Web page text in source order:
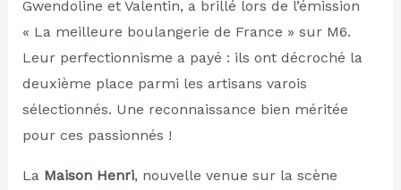
Gwendoline et Valentin, a brillé lors de l’émission
« La meilleure boulangerie de France » sur M6.
Leur perfectionnisme a payé : ils ont décroché la
deuxième place parmi les artisans varois
sélectionnés. Une reconnaissance bien méritée
pour ces passionnés !
La Maison Henri, nouvelle venue sur la scène